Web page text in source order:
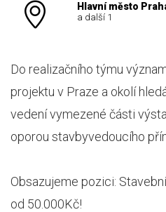
Hlavní město
a další 1
Do realizačního týmu
projektu v Praze a okolí
vedení vymezené části
oporou stavbyvedoucího
Obsazujeme pozici:
od 50.000Kč!